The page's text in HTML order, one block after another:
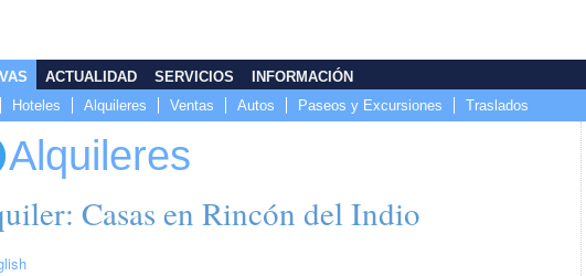
Hoteles Alquileres Ventas Autos Paseos y Excursiones Traslados
ACTUALIDAD SERVICIOS INFORMACIÓN
Alquileres
Casas en Rincón del Indio